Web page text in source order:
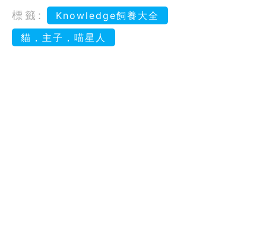
標籤:
Knowledge飼養大全
貓，主子，喵星人